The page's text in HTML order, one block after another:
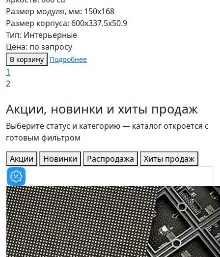
Размер модуля, мм: 150x168
Размер корпуса: 600x337.5x50.9
Тип: Интерьерные
Цена: по запросу
В корзину Подробнее
1
2
Акции, новинки и хиты продаж
Выберите статус и категорию — каталог откроется с
готовым фильтром
Акции
Новинки Распродажа Хиты продаж